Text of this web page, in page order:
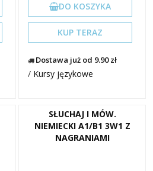
DO KOSZYKA
KUP TERAZ
Dostawa już od 9.90 zł
/ Kursy językowe
SŁUCHAJ I MÓW.
NIEMIECKI A1/B1 3W1 Z
NAGRANIAMI